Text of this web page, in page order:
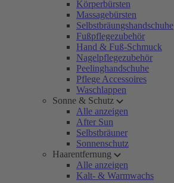
Körperbürsten
Massagebürsten
Selbstbräungshandschuhe
Fußpflegezubehör
Hand & Fuß-Schmuck
Nagelpflegezubehör
Peelinghandschuhe
Pflege Accessoires
Waschlappen
Sonne & Schutz
Alle anzeigen
After Sun
Selbstbräuner
Sonnenschutz
Haarentfernung
Alle anzeigen
Kalt- & Warmwachs